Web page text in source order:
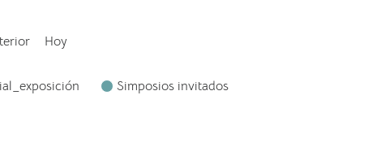
Hoy
Simposios invitados